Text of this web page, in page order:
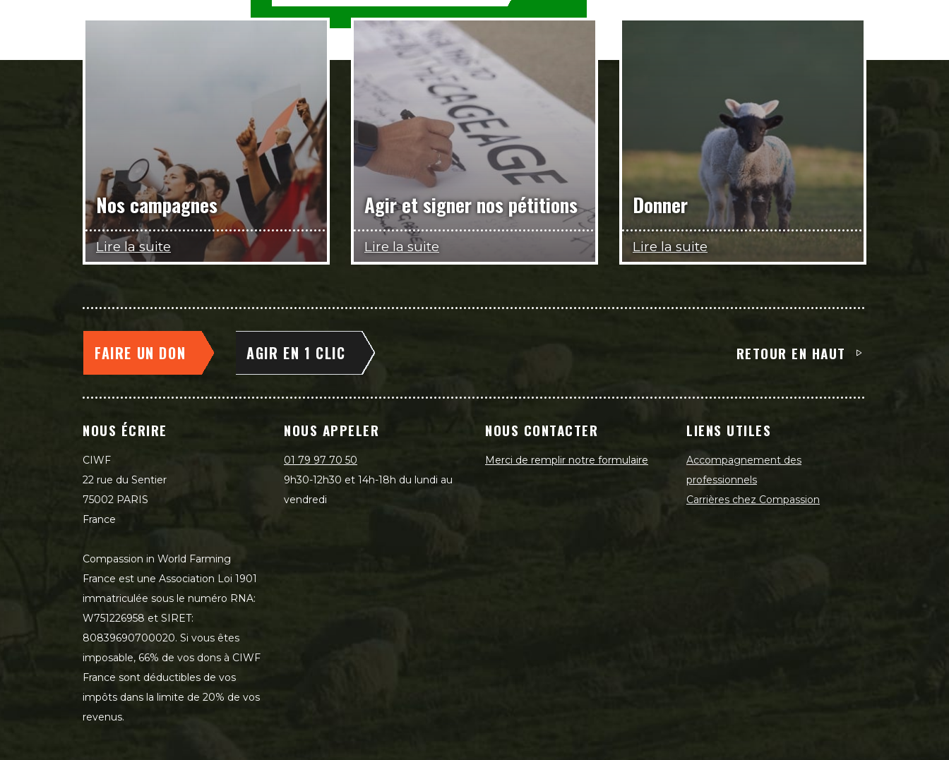
Nos campagnes
Lire la suite
Agir et signer nos pétitions
Lire la suite
Donner
Lire la suite
FAIRE UN DON AGIR EN 1 CLIC RETOUR EN HAUT
NOUS ÉCRIRE
CIWF
22 rue du Sentier
75002 PARIS
France
Compassion in World Farming
France est une Association Loi 1901
immatriculée sous le numéro RNA:
W751226958 et SIRET:
80839690700020. Si vous êtes
imposable, 66% de vos dons à CIWF
France sont déductibles de vos
impôts dans la limite de 20% de vos
revenus.
NOUS APPELER
01 79 97 70 50
9h30-12h30 et 14h-18h du lundi au
vendredi
NOUS CONTACTER
Merci de remplir notre formulaire
LIENS UTILES
Accompagnement des
professionnels
Carrières chez Compassion